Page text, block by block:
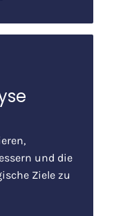
und die
Ziele zu